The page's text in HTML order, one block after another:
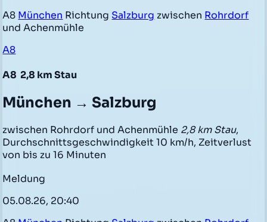
A8 München Richtung Salzburg zwischen Rohrdorf
und Achenmühle
A8
A8 2,8 km Stau
München → Salzburg
zwischen Rohrdorf und Achenmühle 2,8 km Stau,
Durchschnittsgeschwindigkeit 10 km/h, Zeitverlust
von bis zu 16 Minuten
Meldung
05.08.26, 20:40